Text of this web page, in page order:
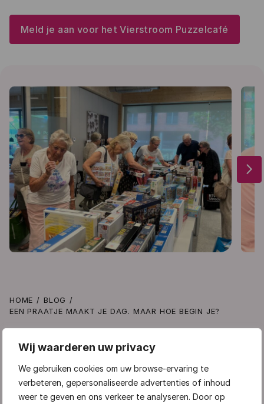
Wij waarderen uw privacy
We gebruiken cookies om uw browse-ervaring te
verbeteren, gepersonaliseerde advertenties of inhoud
weer te geven en ons verkeer te analyseren. Door op
Meld je aan voor het Vierstroom Puzzelcafé
arrow_forward_ios
HOME
BLOG
EEN PRAATJE MAAKT JE DAG. MAAR HOE BEGIN JE?
Maar hoe begin je?
person Zus Dieterich calendar_today jul 2026 schedule 2 min